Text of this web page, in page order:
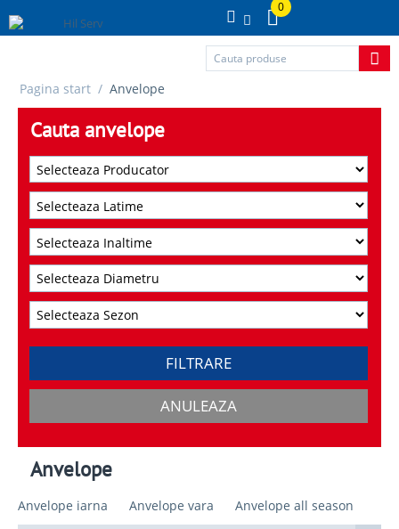
0
Pagina start / Anvelope
Cauta anvelope
FILTRARE
ANULEAZA
Anvelope
Anvelope iarna Anvelope vara
Anvelope all season